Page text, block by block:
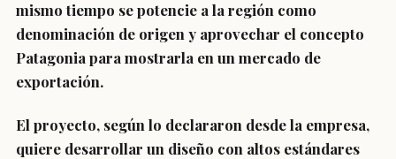
mismo tiempo se potencie a la región como
denominación de origen y aprovechar el concepto
Patagonia para mostrarla en un mercado de
exportación.
El proyecto, según lo declararon desde la empresa,
quiere desarrollar un diseño con altos estándares